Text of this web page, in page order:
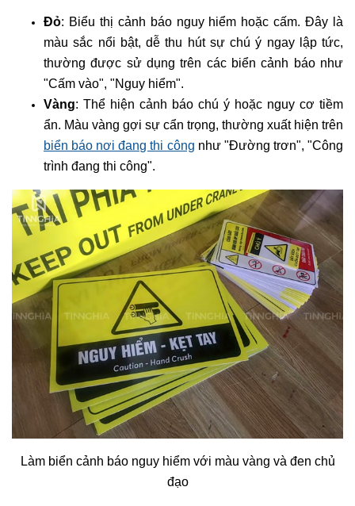
Đỏ: Biểu thị cảnh báo nguy hiểm hoặc cấm. Đây là
màu sắc nổi bật, dễ thu hút sự chú ý ngay lập tức,
thường được sử dụng trên các biển cảnh báo như
"Cấm vào", "Nguy hiểm".
Vàng: Thể hiện cảnh báo chú ý hoặc nguy cơ tiềm
ẩn. Màu vàng gợi sự cẩn trọng, thường xuất hiện trên
biển báo nơi đang thi công như "Đường trơn", "Công
trình đang thi công".
Làm biển cảnh báo nguy hiểm với màu vàng và đen chủ
đạo